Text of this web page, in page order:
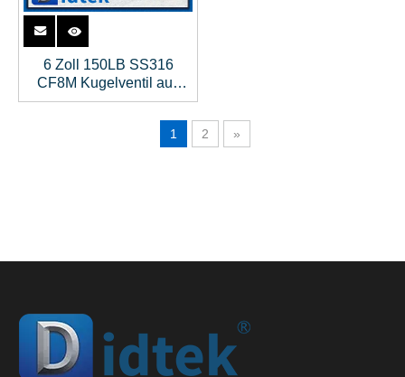
6 Zoll 150LB SS316
CF8M Kugelventil aus
Edelstahl
1 2 »